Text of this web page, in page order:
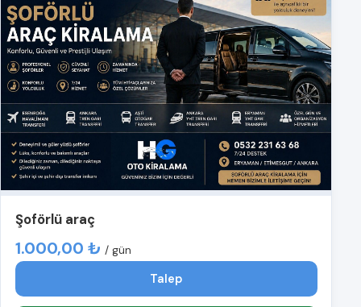
Şoförlü araç
1.000,00 ₺ / gün
Talep